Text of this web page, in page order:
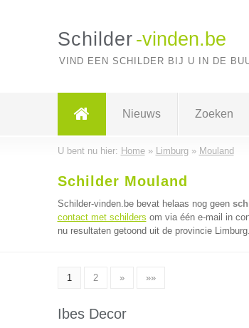
Schilder -vinden.be
VIND EEN SCHILDER BIJ U IN DE
Nieuws Zoeken
U bent nu hier: Home» Limburg» Mouland
Schilder Mouland
Schilder-vinden.be bevat helaas nog geen
contact met schilders om via één e-mail in
nu resultaten getoond uit de provincie Limburg.
1 2 » »»
Ibes Decor